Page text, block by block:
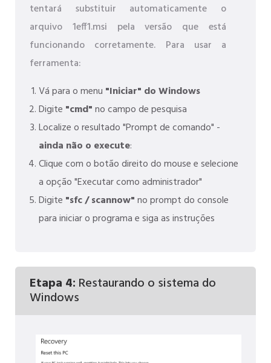
tentará substituir automaticamente o
arquivo 1eff1.msi pela versão que está
funcionando corretamente. Para usar a
ferramenta:
Vá para o menu "Iniciar" do Windows
Digite "cmd"no campo de pesquisa
Localize o resultado "Prompt de comando" -
ainda não o execute:
Clique com o botão direito do mouse e selecione
a opção "Executar como administrador"
Digite "sfc / scannow"no prompt do console
para iniciar o programa e siga as instruções
Etapa 4: Restaurando o sistema do
Windows